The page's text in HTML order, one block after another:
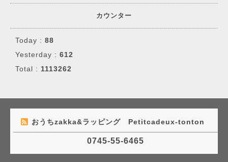
カウンター
Today : 88
Yesterday : 612
Total : 1113262
おうちzakka&ラッピング Petitcadeux-tonton
0745-55-6465